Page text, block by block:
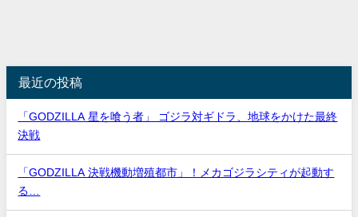
最近の投稿
「GODZILLA 星を喰う者」 ゴジラ対ギドラ、地球をかけた最終
決戦
「GODZILLA 決戦機動増殖都市」！メカゴジラシティが起動す
る…